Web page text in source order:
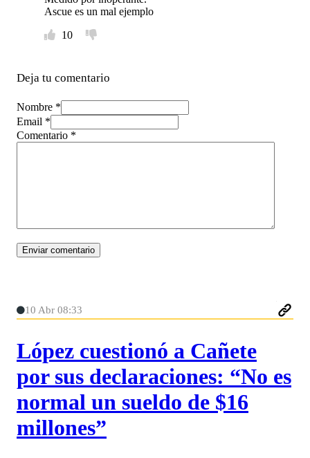
Ascue es un mal ejemplo
10
Deja tu comentario
Nombre *
Email *
Comentario *
10 Abr 08:33
López cuestionó a Cañete
por sus declaraciones: “No es
normal un sueldo de $16
millones”